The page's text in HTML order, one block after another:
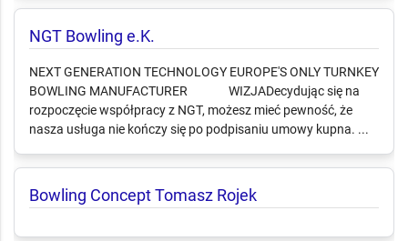
NGT Bowling e.K.
NEXT GENERATION TECHNOLOGY EUROPE'S ONLY TURNKEY
BOWLING MANUFACTURER WIZJA ​ Decydując się na
rozpoczęcie współpracy z NGT, możesz mieć pewność, że
nasza usługa nie kończy się po podpisaniu umowy kupna. ...
Bowling Concept Tomasz Rojek